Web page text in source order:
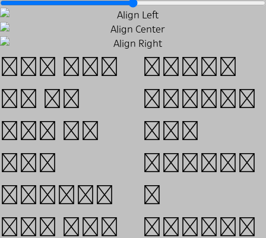
오늘날 복잡한
도시 생활
속에서 우리
모두가
‘이웃’이란
관념과 태도를
지도자들은
자신의활동이
언론에
의해수동적으
로
전달되기만을